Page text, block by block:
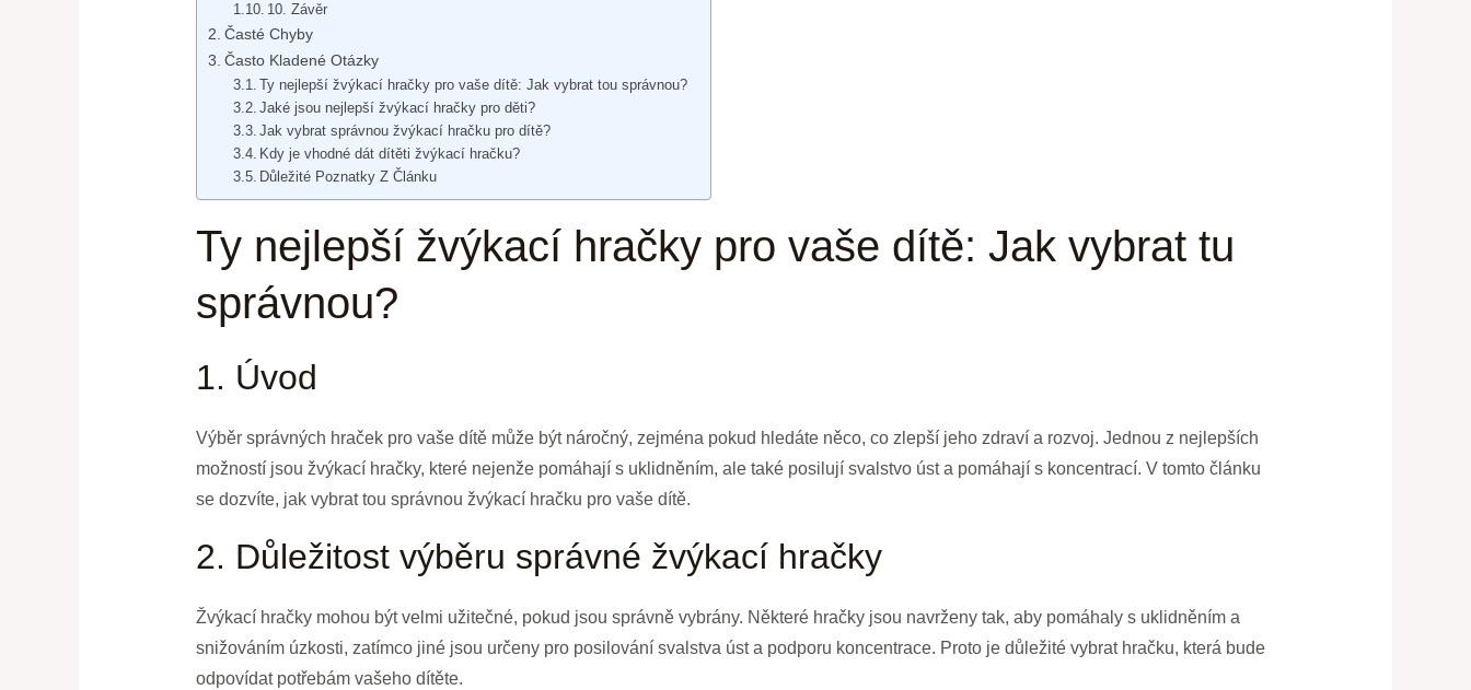
10. Závěr
Časté Chyby
Často Kladené Otázky
Ty nejlepší žvýkací hračky pro vaše dítě: Jak vybrat tou správnou?
Jaké jsou nejlepší žvýkací hračky pro děti?
Jak vybrat správnou žvýkací hračku pro dítě?
Kdy je vhodné dát dítěti žvýkací hračku?
Důležité Poznatky Z Článku
Ty nejlepší žvýkací hračky pro vaše dítě: Jak vybrat tu
správnou?
1. Úvod
Výběr správných hraček pro vaše dítě může být náročný, zejména pokud hledáte něco, co zlepší jeho zdraví a rozvoj. Jednou z nejlepších
možností jsou žvýkací hračky, které nejenže pomáhají s uklidněním, ale také posilují svalstvo úst a pomáhají s koncentrací. V tomto článku
se dozvíte, jak vybrat tou správnou žvýkací hračku pro vaše dítě.
2. Důležitost výběru správné žvýkací hračky
Žvýkací hračky mohou být velmi užitečné, pokud jsou správně vybrány. Některé hračky jsou navrženy tak, aby pomáhaly s uklidněním a
snižováním úzkosti, zatímco jiné jsou určeny pro posilování svalstva úst a podporu koncentrace. Proto je důležité vybrat hračku, která bude
odpovídat potřebám vašeho dítěte.